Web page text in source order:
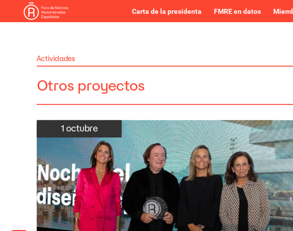
Carta de la presidenta FMRE en datos
1 octubre
Actividades
Otros proyectos